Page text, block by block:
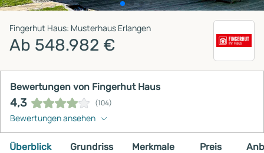
Fingerhut Haus: Musterhaus Erlangen
Ab 548.982 €
Bewertungen von Fingerhut Haus
4,3 (104)
Bewertungen ansehen
Überblick Grundriss Merkmale Preis